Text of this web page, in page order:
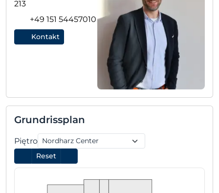
213
+49 151 54457010
Kontakt
Grundrissplan
Piętro
Reset